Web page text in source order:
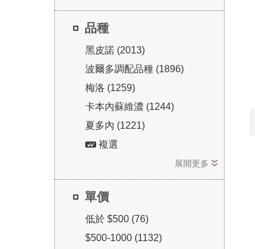
品種
黑皮諾 (2013)
波爾多調配品種 (1896)
梅洛 (1259)
卡本內蘇維濃 (1244)
夏多內 (1221)
複選
展開更多
單價
低於 $500 (76)
$500-1000 (1132)